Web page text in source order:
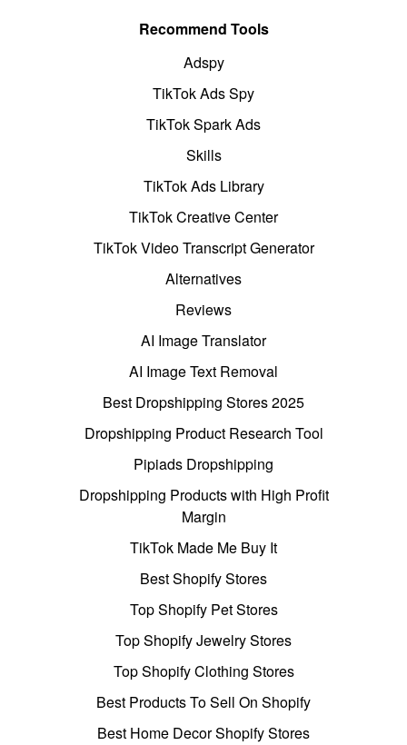
Recommend Tools
Adspy
TikTok Ads Spy
TikTok Spark Ads
Skills
TikTok Ads Library
TikTok Creative Center
TikTok Video Transcript Generator
Alternatives
Reviews
AI Image Translator
AI Image Text Removal
Best Dropshipping Stores 2025
Dropshipping Product Research Tool
Pipiads Dropshipping
Dropshipping Products with High Profit
Margin
TikTok Made Me Buy It
Best Shopify Stores
Top Shopify Pet Stores
Top Shopify Jewelry Stores
Top Shopify Clothing Stores
Best Products To Sell On Shopify
Best Home Decor Shopify Stores